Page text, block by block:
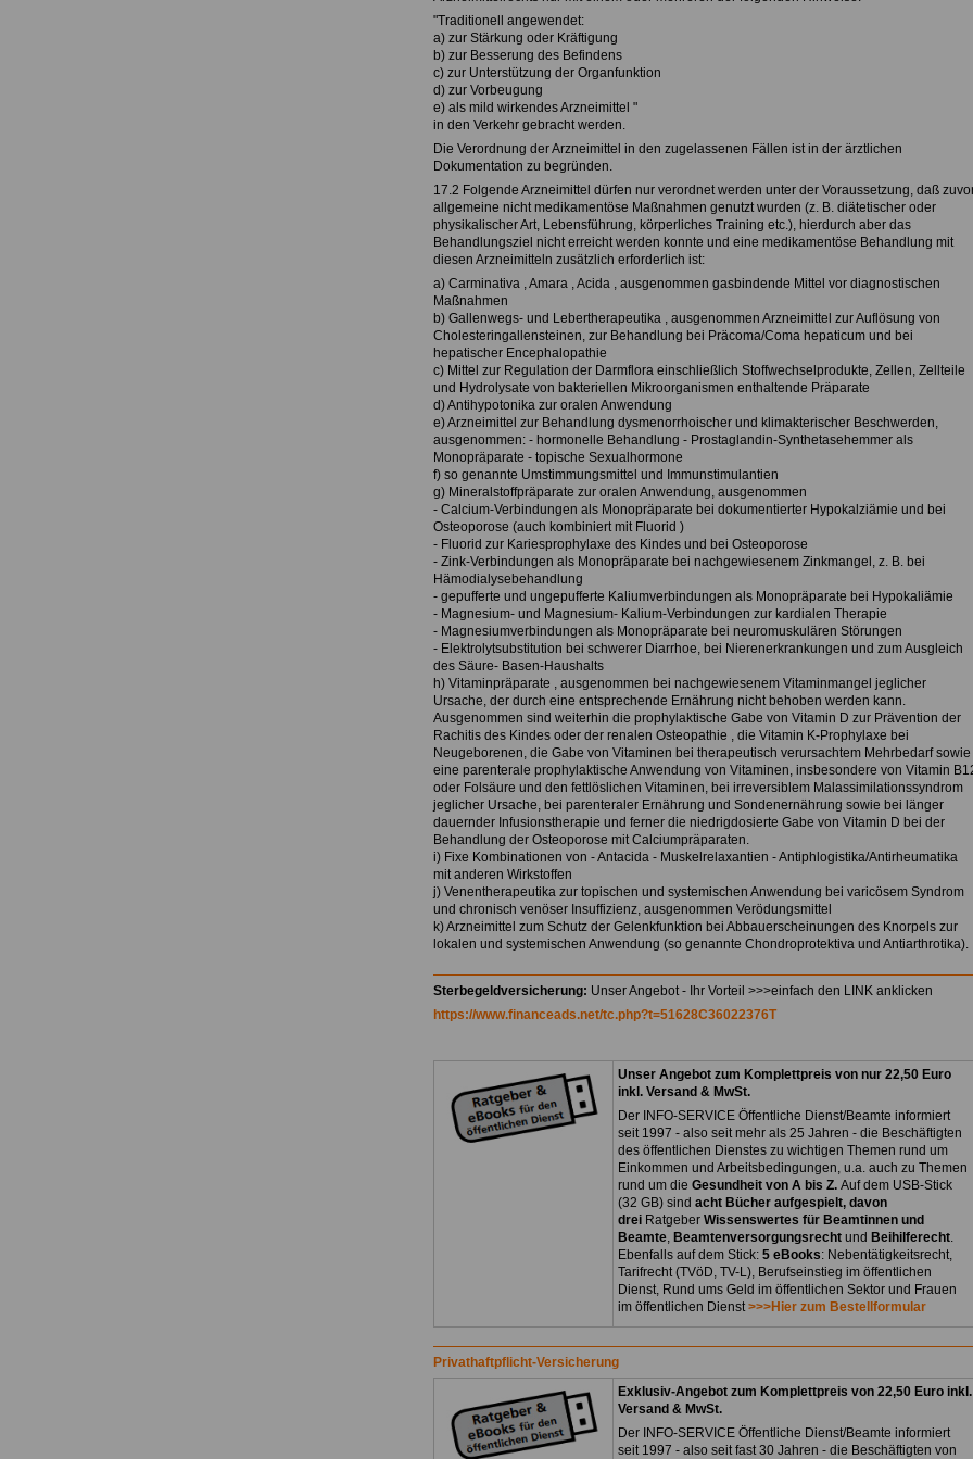
"Traditionell angewendet:
a) zur Stärkung oder Kräftigung
b) zur Besserung des Befindens
c) zur Unterstützung der Organfunktion
d) zur Vorbeugung
e) als mild wirkendes Arzneimittel "
in den Verkehr gebracht werden.
Die Verordnung der Arzneimittel in den zugelassenen Fällen ist in der ärztlichen
Dokumentation zu begründen.
17.2 Folgende Arzneimittel dürfen nur verordnet werden unter der Voraussetzung, daß
allgemeine nicht medikamentöse Maßnahmen genutzt wurden (z. B. diätetischer oder
physikalischer Art, Lebensführung, körperliches Training etc.), hierdurch aber das
Behandlungsziel nicht erreicht werden konnte und eine medikamentöse Behandlung mit
diesen Arzneimitteln zusätzlich erforderlich ist:
a) Carminativa , Amara , Acida , ausgenommen gasbindende Mittel vor diagnostischen
Maßnahmen
b) Gallenwegs- und Lebertherapeutika , ausgenommen Arzneimittel zur Auflösung von
Cholesteringallensteinen, zur Behandlung bei Präcoma/Coma hepaticum und bei
hepatischer Encephalopathie
c) Mittel zur Regulation der Darmflora einschließlich Stoffwechselprodukte, Zellen, Zellteile
und Hydrolysate von bakteriellen Mikroorganismen enthaltende Präparate
d) Antihypotonika zur oralen Anwendung
e) Arzneimittel zur Behandlung dysmenorrhoischer und klimakterischer Beschwerden,
ausgenommen: - hormonelle Behandlung - Prostaglandin-Synthetasehemmer als
Monopräparate - topische Sexualhormone
f) so genannte Umstimmungsmittel und Immunstimulantien
g) Mineralstoffpräparate zur oralen Anwendung, ausgenommen
- Calcium-Verbindungen als Monopräparate bei dokumentierter Hypokalziämie und bei
Osteoporose (auch kombiniert mit Fluorid )
- Fluorid zur Kariesprophylaxe des Kindes und bei Osteoporose
- Zink-Verbindungen als Monopräparate bei nachgewiesenem Zinkmangel, z. B. bei
Hämodialysebehandlung
- gepufferte und ungepufferte Kaliumverbindungen als Monopräparate bei Hypokaliämie
- Magnesium- und Magnesium- Kalium-Verbindungen zur kardialen Therapie
- Magnesiumverbindungen als Monopräparate bei neuromuskulären Störungen
- Elektrolytsubstitution bei schwerer Diarrhoe, bei Nierenerkrankungen und zum Ausgleich
des Säure- Basen-Haushalts
h) Vitaminpräparate , ausgenommen bei nachgewiesenem Vitaminmangel jeglicher
Ursache, der durch eine entsprechende Ernährung nicht behoben werden kann.
Ausgenommen sind weiterhin die prophylaktische Gabe von Vitamin D zur Prävention der
Rachitis des Kindes oder der renalen Osteopathie , die Vitamin K-Prophylaxe bei
Neugeborenen, die Gabe von Vitaminen bei therapeutisch verursachtem Mehrbedarf sowie
eine parenterale prophylaktische Anwendung von Vitaminen, insbesondere von Vitamin
oder Folsäure und den fettlöslichen Vitaminen, bei irreversiblem Malassimilationssyndrom
jeglicher Ursache, bei parenteraler Ernährung und Sondenernährung sowie bei länger
dauernder Infusionstherapie und ferner die niedrigdosierte Gabe von Vitamin D bei der
Behandlung der Osteoporose mit Calciumpräparaten.
i) Fixe Kombinationen von - Antacida - Muskelrelaxantien - Antiphlogistika/Antirheumatika
mit anderen Wirkstoffen
j) Venentherapeutika zur topischen und systemischen Anwendung bei varicösem Syndrom
und chronisch venöser Insuffizienz, ausgenommen Verödungsmittel
k) Arzneimittel zum Schutz der Gelenkfunktion bei Abbauerscheinungen des Knorpels zur
lokalen und systemischen Anwendung (so genannte Chondroprotektiva und Antiarthrotika).
Sterbegeldversicherung: Unser Angebot - Ihr Vorteil >>>einfach den LINK anklicken
https://www.financeads.net/tc.php?t=51628C36022376T
Unser Angebot zum Komplettpreis von nur 22,50 Euro
inkl. Versand & MwSt.
Der INFO-SERVICE Öffentliche Dienst/Beamte informiert
seit 1997 - also seit mehr als 25 Jahren - die Beschäftigten
des öffentlichen Dienstes zu wichtigen Themen rund um
Einkommen und Arbeitsbedingungen, u.a. auch zu Themen
rund um die Gesundheit von A bis Z.Auf dem USB-Stick
(32 GB) sind acht Bücher aufgespielt, davon
drei Ratgeber Wissenswertes für Beamtinnen und
Beamte, Beamtenversorgungsrechtund Beihilferecht.
Ebenfalls auf dem Stick: 5 eBooks: Nebentätigkeitsrecht,
Tarifrecht (TVöD, TV-L), Berufseinstieg im öffentlichen
Dienst, Rund ums Geld im öffentlichen Sektor und Frauen
im öffentlichen Dienst>>>Hier zum Bestellformular
Privathaftpflicht-Versicherung
Exklusiv-Angebot zum Komplettpreis von 22,50 Euro inkl.
Versand & MwSt.
Der INFO-SERVICE Öffentliche Dienst/Beamte informiert
seit 1997 - also seit fast 30 Jahren - die Beschäftigten von